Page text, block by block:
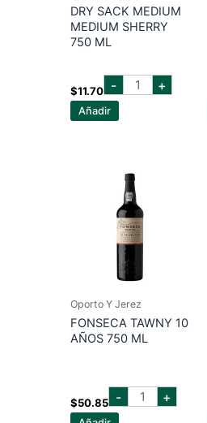
DRY SACK MEDIUM
MEDIUM SHERRY
750 ML
$11.70 - dry
sack +
Añadir
Oporto Y Jerez
FONSECA TAWNY 10
AÑOS 750 ML
$50.85 - fonseca
tawny+